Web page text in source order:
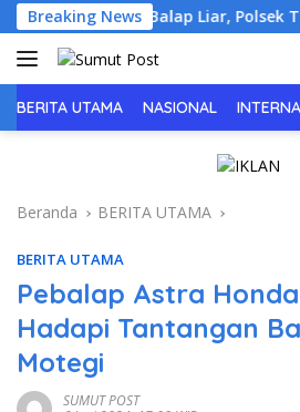
Langsung
ke
konten
Breaking News
dan Cegah Balap Liar, Polsek
BERITA UTAMA NASIONAL
Beranda BERITA UTAMA
BERITA UTAMA
Pebalap Astra
Hadapi Tantangan
Motegi
SUMUT POST